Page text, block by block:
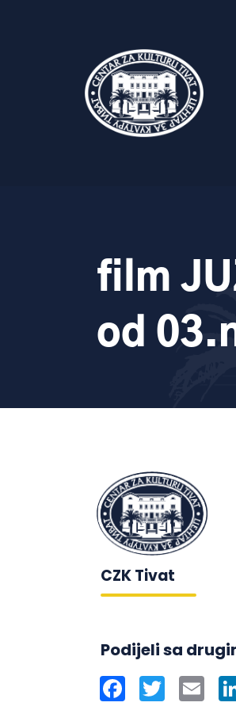
film
od
CZK Tivat
Podijeli sa
Facebook
Twitter